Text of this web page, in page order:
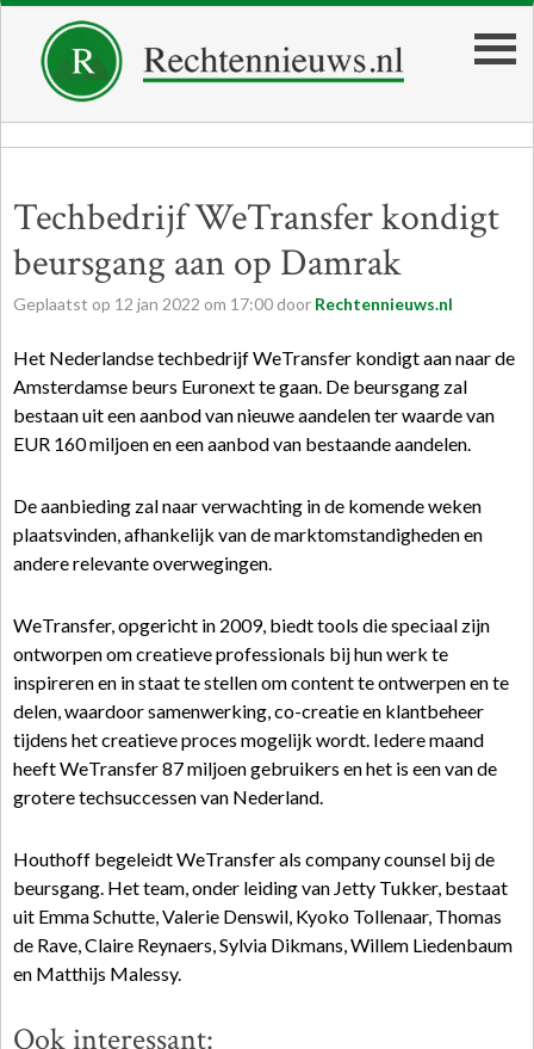
Techbedrijf WeTransfer kondigt
beursgang aan op Damrak
Geplaatst op 12 jan 2022 om 17:00 door Rechtennieuws.nl
Het Nederlandse techbedrijf WeTransfer kondigt aan naar de
Amsterdamse beurs Euronext te gaan. De beursgang zal
bestaan uit een aanbod van nieuwe aandelen ter waarde van
EUR 160 miljoen en een aanbod van bestaande aandelen.
De aanbieding zal naar verwachting in de komende weken
plaatsvinden, afhankelijk van de marktomstandigheden en
andere relevante overwegingen.
WeTransfer, opgericht in 2009, biedt tools die speciaal zijn
ontworpen om creatieve professionals bij hun werk te
inspireren en in staat te stellen om content te ontwerpen en te
delen, waardoor samenwerking, co-creatie en klantbeheer
tijdens het creatieve proces mogelijk wordt. Iedere maand
heeft WeTransfer 87 miljoen gebruikers en het is een van de
grotere techsuccessen van Nederland.
Houthoff begeleidt WeTransfer als company counsel bij de
beursgang. Het team, onder leiding van Jetty Tukker, bestaat
uit Emma Schutte, Valerie Denswil, Kyoko Tollenaar, Thomas
de Rave, Claire Reynaers, Sylvia Dikmans, Willem Liedenbaum
en Matthijs Malessy.
Ook interessant: